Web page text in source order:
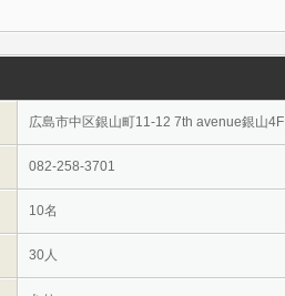
広島市中区銀山町11-12 7th avenue銀山4F
082-258-3701
10名
30人